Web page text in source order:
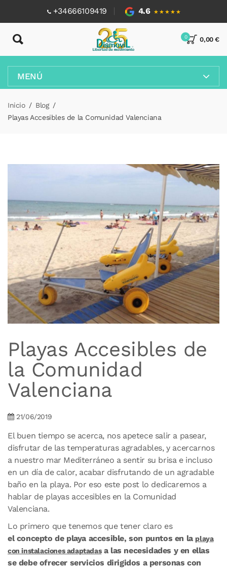
+34666109419 4.6 ★★★★★
0,00 €
0
MENÚ
Inicio
Blog
Playas Accesibles de la Comunidad Valenciana
Playas Accesibles de
la Comunidad
Valenciana
21/06/2019
El buen tiempo se acerca, nos apetece salir a pasear,
disfrutar de las temperaturas agradables, y acercarnos
a nuestro mar Mediterráneo a sentir su brisa e incluso
en un día de calor, acabar disfrutando de un agradable
baño en la playa. Por eso este post lo dedicaremos a
hablar de playas accesibles en la Comunidad
Valenciana.
Lo primero que tenemos que tener claro es
el concepto de playa accesible, son puntos en laplaya
con instalaciones adaptadasa las necesidades y en ellas
se debe ofrecer servicios dirigidos a personas con